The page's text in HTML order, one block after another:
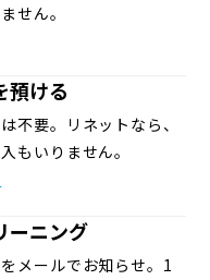
せん。
預ける
不要。リネットなら、
もいりません。
ーニング
メールでお知らせ。1